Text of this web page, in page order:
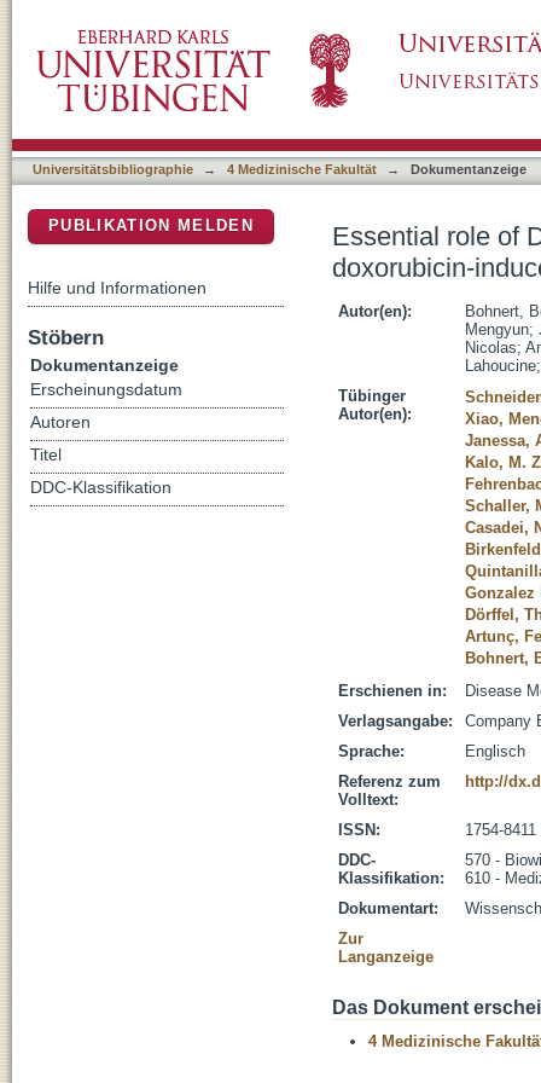
glomerular injury in mice
Universitätsbibliographie → 4 Medizinische Fakultät → Dokumentanzeige
Essential role of
doxorubicin-
Autor(en):
Bohnert,
Mengyun;
Nicolas;
Lahoucine
Tübinger
Autor(en):
Xiao,
Janessa,
Kalo, M.
Schaller,
Casadei,
Gonzalez
Dörffel,
Artunç,
Bohnert,
Erschienen in:
Disease
Verlagsangabe:
Company
Sprache:
Englisch
Referenz zum
Volltext:
http://
ISSN:
1754-8411
DDC-
Klassifikation:
570 -
610 -
Dokumentart:
Zur
Langanzeige
Das Dokument
4 Medizinische
PUBLIKATION MELDEN
Hilfe und Informationen
Stöbern
Dokumentanzeige
Erscheinungsdatum
Autoren
Titel
DDC-Klassifikation